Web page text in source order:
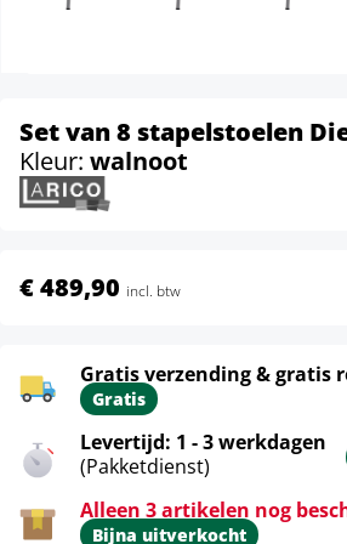
Set van 8 stapelstoelen
Kleur: walnoot
€ 489,90 incl. btw
Gratis verzending & gratis
Gratis
Levertijd: 1 - 3 werkdagen
(Pakketdienst)
Alleen 3 artikelen nog
Bijna uitverkocht